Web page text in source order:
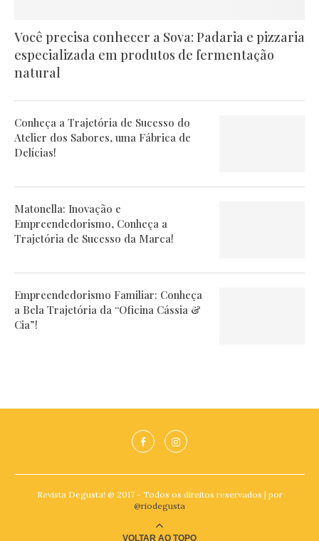
Você precisa conhecer a Sova: Padaria e pizzaria
especializada em produtos de fermentação
natural
Conheça a Trajetória de Sucesso do
Atelier dos Sabores, uma Fábrica de
Delícias!
Matonella: Inovação e
Empreendedorismo, Conheça a
Trajetória de Sucesso da Marca!
Empreendedorismo Familiar: Conheça
a Bela Trajetória da “Oficina Cássia &
Cia”!
Revista Degusta! @ 2017 - Todos os direitos reservados | por
@riodegusta
VOLTAR AO TOPO